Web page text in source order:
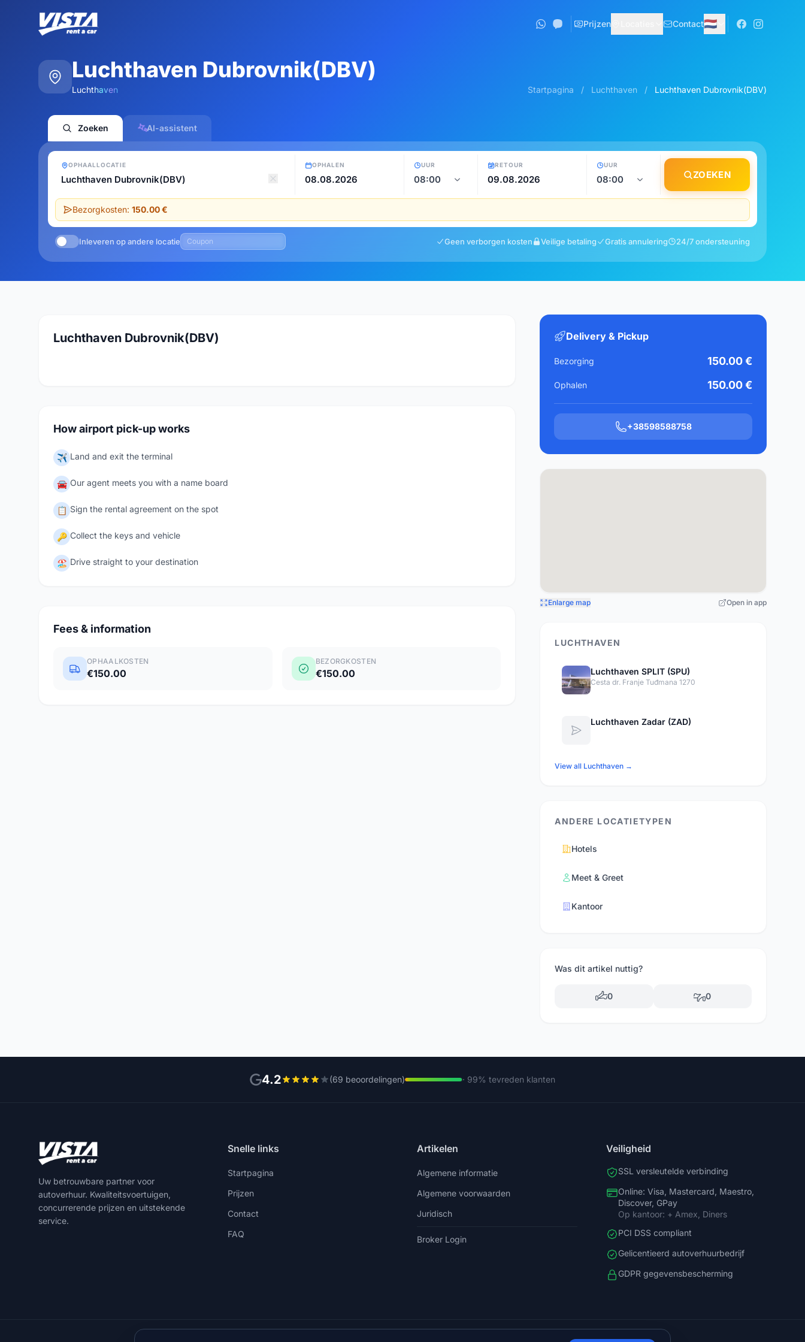
Prijzen Contact🇳🇱
Luchthaven Dubrovnik(DBV)
Luchthaven Startpagina / Luchthaven / Luchthaven Dubrovnik(DBV)
Zoeken AI-assistent
OPHAALLOCATIE OPHALEN UUR RETOUR UUR
ZOEKEN
Bezorgkosten: 150.00 €
Inleveren op andere locatie Geen verborgen kosten Veilige betaling Gratis annulering 24/7 ondersteuning
Luchthaven Dubrovnik(DBV)
How airport pick-up works
✈️ Land and exit the terminal
🚘 Our agent meets you with a name board
📋 Sign the rental agreement on the spot
🔑 Collect the keys and vehicle
🏖️ Drive straight to your destination
Fees & information
OPHAALKOSTEN
€150.00
BEZORGKOSTEN
€150.00
Delivery & Pickup
Bezorging 150.00 €
Ophalen 150.00 €
+38598588758
Enlarge map Open in app
LUCHTHAVEN
Luchthaven SPLIT (SPU)
Cesta dr. Franje Tuđmana 1270
Luchthaven Zadar (ZAD)
View all Luchthaven →
ANDERE LOCATIETYPEN
Hotels
Meet & Greet
Kantoor
Was dit artikel nuttig?
0 0
4.2 (69 beoordelingen) · 99% tevreden klanten
Uw betrouwbare partner voor
autoverhuur. Kwaliteitsvoertuigen,
concurrerende prijzen en uitstekende
service.
Snelle links
Startpagina
Prijzen
Contact
FAQ
Artikelen
Algemene informatie
Algemene voorwaarden
Juridisch
Broker Login
Veiligheid
SSL versleutelde verbinding
Online: Visa, Mastercard, Maestro,
Discover, GPay
Op kantoor: + Amex, Diners
PCI DSS compliant
Gelicentieerd autoverhuurbedrijf
GDPR gegevensbescherming